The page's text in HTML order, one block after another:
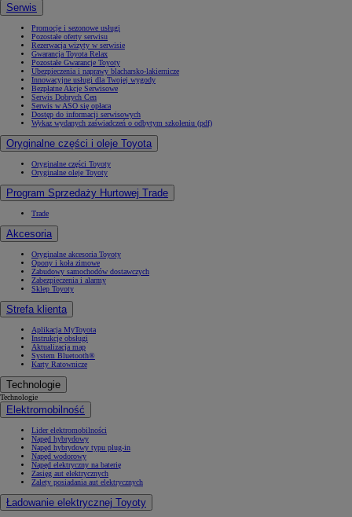
Serwis
Promocje i sezonowe usługi
Pozostałe oferty serwisu
Rezerwacja wizyty w serwisie
Gwarancja Toyota Relax
Pozostałe Gwarancje Toyoty
Ubezpieczenia i naprawy blacharsko-lakiernicze
Innowacyjne usługi dla Twojej wygody
Bezpłatne Akcje Serwisowe
Serwis Dobrych Cen
Serwis w ASO się opłaca
Dostęp do informacji serwisowych
Wykaz wydanych zaświadczeń o odbytym szkoleniu (pdf)
Oryginalne części i oleje Toyota
Oryginalne części Toyoty
Oryginalne oleje Toyoty
Program Sprzedaży Hurtowej Trade
Trade
Akcesoria
Oryginalne akcesoria Toyoty
Opony i koła zimowe
Zabudowy samochodów dostawczych
Zabezpieczenia i alarmy
Sklep Toyoty
Strefa klienta
Aplikacja MyToyota
Instrukcje obsługi
Aktualizacja map
System Bluetooth®
Karty Ratownicze
Technologie
Technologie
Elektromobilność
Lider elektromobilności
Napęd hybrydowy
Napęd hybrydowy typu plug-in
Napęd wodorowy
Napęd elektryczny na baterię
Zasięg aut elektrycznych
Zalety posiadania aut elektrycznych
Ładowanie elektrycznej Toyoty